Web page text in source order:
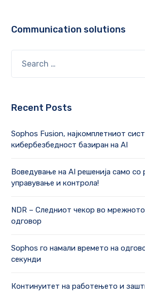
Communication solutions
Recent Posts
Sophos Fusion, најкомплетниот
кибербезбедност базиран на AI
Воведување на AI решенија само со
управување и контрола!
NDR – Следниот чекор во
одговор
Sophos го намали времето на
секунди
Континуитет на работењето и